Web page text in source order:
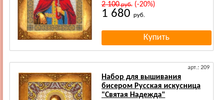
2 100руб.(-20%)
1 680 руб.
арт.: 209
Набор для вышивания
бисером Русская искусница
"Святая Надежда"